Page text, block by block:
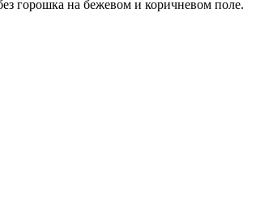
горошка на бежевом и коричневом поле.